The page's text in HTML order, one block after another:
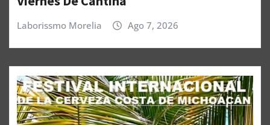
Laborissmo Morelia Ago 7, 2026